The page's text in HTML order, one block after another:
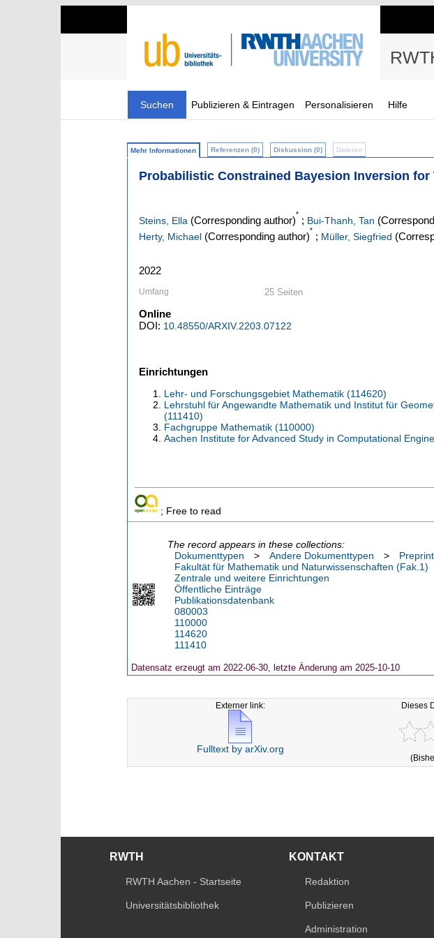
Suchen Publizieren & Eintragen Personalisieren Hilfe
Mehr Informationen Referenzen (0) Diskussion (0) Dateien
Probabilistic Constrained Bayesion Inversion
Steins, Ella (Corresponding author)
*
; Bui-Thanh, Tan
Herty, Michael (Corresponding author)
*
; Müller, Siegfried
2022
Umfang 25 Seiten
Online
DOI: 10.48550/ARXIV.2203.07122
Einrichtungen
Lehr- und Forschungsgebiet Mathematik (114620)
Lehrstuhl für Angewandte Mathematik und Institut für
(111410)
Fachgruppe Mathematik (110000)
Aachen Institute for Advanced Study in Computational
; Free to read
The record appears in these collections:
Dokumenttypen
> Andere Dokumenttypen >
Fakultät für Mathematik und Naturwissenschaften (Fak.1)
Zentrale und weitere Einrichtungen
Öffentliche Einträge
Publikationsdatenbank
080003
110000
114620
111410
Datensatz erzeugt am 2022-06-30, letzte Änderung am 2025-10-10
Externer link:
Fulltext by arXiv.org
Dieses
RWTH
RWTH Aachen - Startseite
Universitätsbibliothek
KONTAKT
Redaktion
Publizieren
Administration